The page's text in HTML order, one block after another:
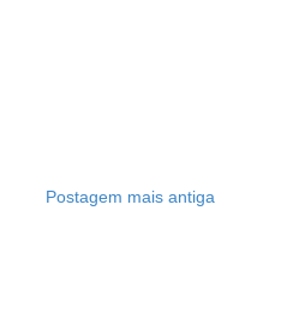
Postagem mais antiga